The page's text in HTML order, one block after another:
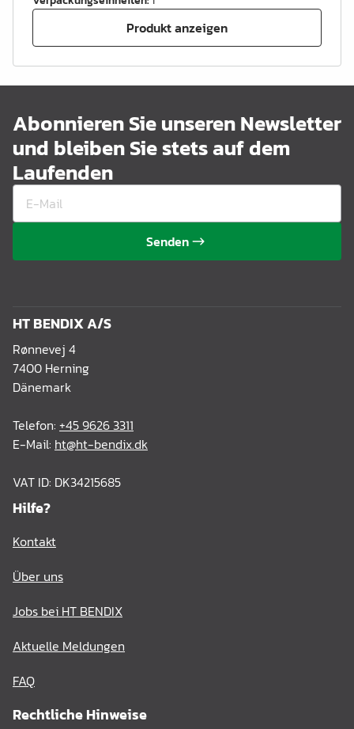
Produkt anzeigen
Abonnieren Sie unseren Newsletter
und bleiben Sie stets auf dem
Laufenden
Senden
HT BENDIX A/S
Rønnevej 4
7400 Herning
Dänemark
Telefon: +45 9626 3311
E-Mail: ht@ht-bendix.dk
VAT ID: DK34215685
Hilfe?
Kontakt
Über uns
Jobs bei HT BENDIX
Aktuelle Meldungen
FAQ
Rechtliche Hinweise